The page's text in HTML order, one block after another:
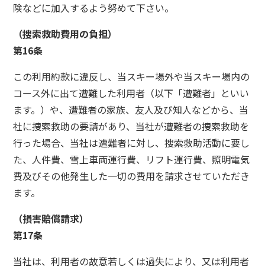
険などに加入するよう努めて下さい。
（捜索救助費用の負担）
第16条
この利用約款に違反し、当スキー場外や当スキー場内の
コース外に出て遭難した利用者（以下「遭難者」といい
ます。）や、遭難者の家族、友人及び知人などから、当
社に捜索救助の要請があり、当社が遭難者の捜索救助を
行った場合、当社は遭難者に対し、捜索救助活動に要し
た、人件費、雪上車両運行費、リフト運行費、照明電気
費及びその他発生した一切の費用を請求させていただき
ます。
（損害賠償請求）
第17条
当社は、利用者の故意若しくは過失により、又は利用者